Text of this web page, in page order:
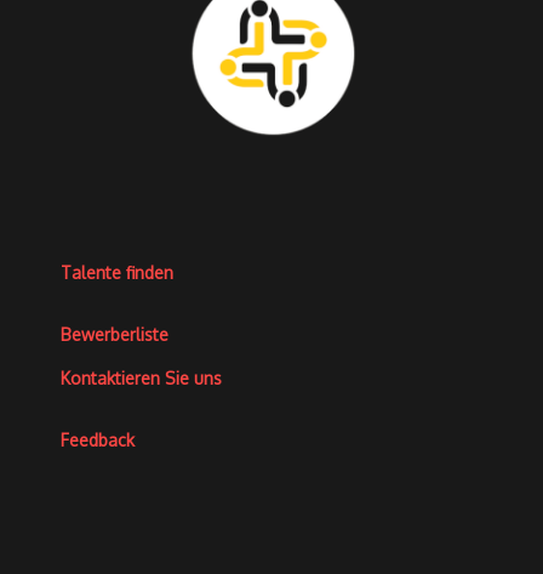
Talente finden
Bewerberliste
Kontaktieren Sie uns
Feedback